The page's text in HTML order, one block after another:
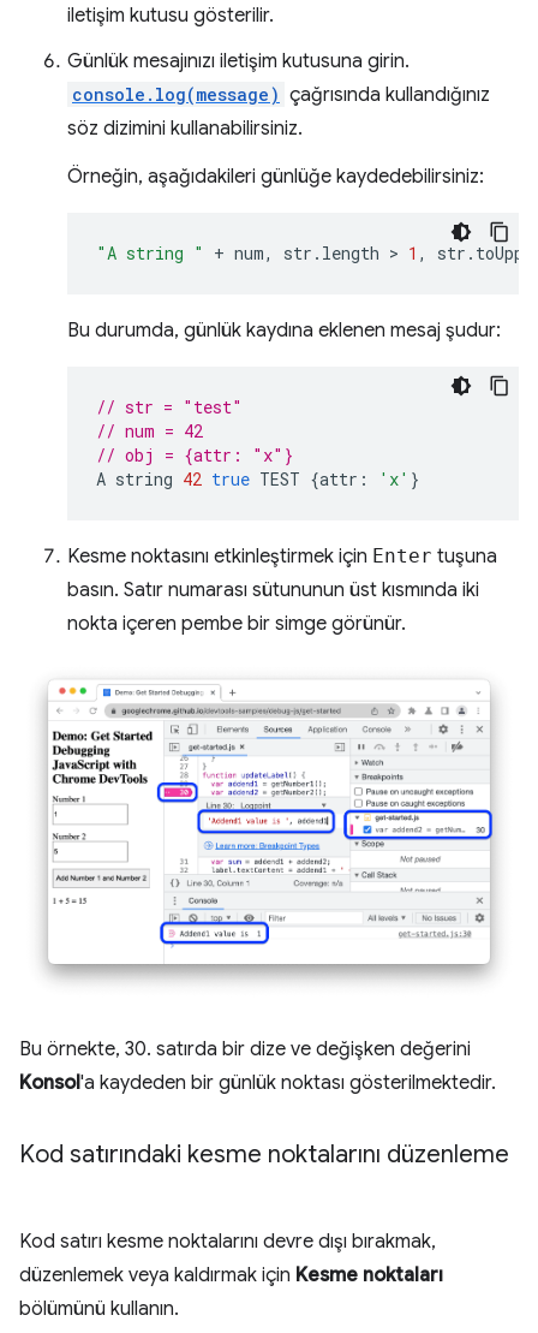
iletişim kutusu gösterilir.
Günlük mesajınızı iletişim kutusuna girin.
console.log(message) çağrısında kullandığınız
söz dizimini kullanabilirsiniz.
Örneğin, aşağıdakileri günlüğe kaydedebilirsiniz:
"A string " + num, str . length > 1 , str .
Bu durumda, günlük kaydına eklenen mesaj şudur:
// str = "test"
// num = 42
// obj = {attr: "x"}
A string 42 true TEST {attr : 'x' }
Kesme noktasını etkinleştirmek için Enter tuşuna
basın. Satır numarası sütununun üst kısmında iki
nokta içeren pembe bir simge görünür.
Bu örnekte, 30. satırda bir dize ve değişken değerini
Konsol'a kaydeden bir günlük noktası gösterilmektedir.
Kod satırındaki kesme noktalarını düzenleme
Kod satırı kesme noktalarını devre dışı bırakmak,
düzenlemek veya kaldırmak için Kesme noktaları
bölümünü kullanın.